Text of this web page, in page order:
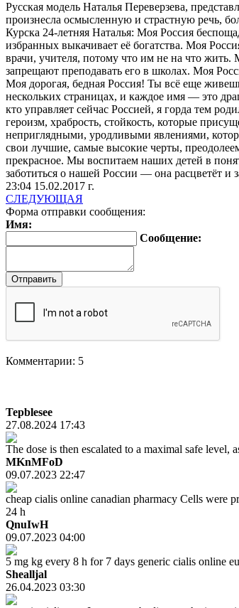
Русская модель Наталья Переверзева,
произнесла осмысленную и страстную речь,
Курска 24-летняя Наталья: Моя Россия
избранных выкачивает её богатства. Моя
врачи, учителя, потому что им не на что жить.
запрещают преподавать его в школах. Моя
Моя дорогая, бедная Россия! Ты всё еще
нескольких страницах, и каждое имя — это
кто управляет сейчас Россией, я горда тем
героизм, храбрость, стойкость, которые
неприглядными, уродливыми явлениями,
свои лучшие, самые высокие черты,
прекрасное. Мы воспитаем наших детей в
заботиться о нашей России — она расцветёт
23:04 15.02.2017 г.
СЛЕДУЮЩАЯ
Форма отправки сообщения:
Имя:
Сообщение:
Комментарии: 5
Tepblesee
27.08.2024 17:43
The dose is then escalated to a maximal safe
MKnMFoD
09.07.2023 22:47
cheap cialis online canadian pharmacy Cells were
24 h
QnuIwH
09.07.2023 04:00
5 mg kg every 8 h for 7 days generic cialis online
Shealljal
26.04.2023 03:30